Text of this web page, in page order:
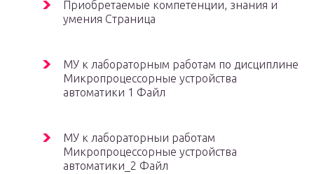
Приобретаемые компетенции, знания и
умения Страница
МУ к лабораторным работам по дисциплине
Микропроцессорные устройства
автоматики 1 Файл
МУ к лабораторныи работам
Микропроцессорные устройства
автоматики_2 Файл